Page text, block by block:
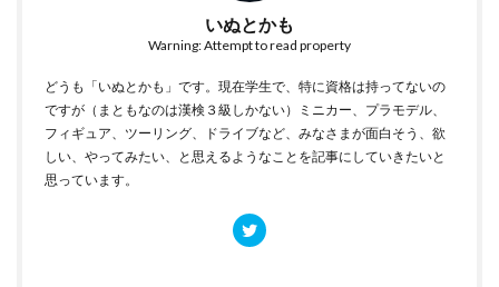
いぬとかも
Warning: Attempt to read property
どうも「いぬとかも」です。現在学生で、特に資格は持ってないの
ですが（まともなのは漢検３級しかない）ミニカー、プラモデル、
フィギュア、ツーリング、ドライブなど、みなさまが面白そう、欲
しい、やってみたい、と思えるようなことを記事にしていきたいと
思っています。